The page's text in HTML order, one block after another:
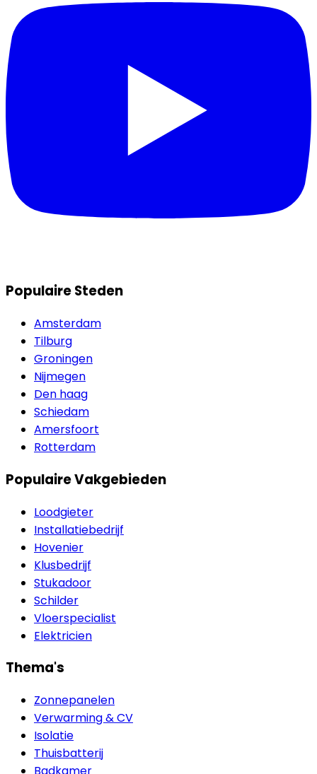
Populaire Steden
Amsterdam
Tilburg
Groningen
Nijmegen
Den haag
Schiedam
Amersfoort
Rotterdam
Populaire Vakgebieden
Loodgieter
Installatiebedrijf
Hovenier
Klusbedrijf
Stukadoor
Schilder
Vloerspecialist
Elektricien
Thema's
Zonnepanelen
Verwarming & CV
Isolatie
Thuisbatterij